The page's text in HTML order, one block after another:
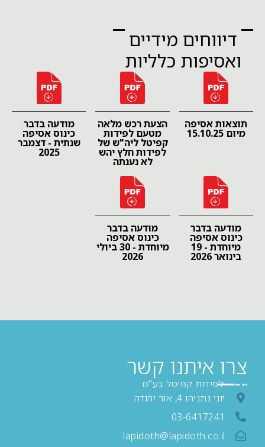
דיווחים מידיים
ואסיפות כלליות
תוצאות אסיפה
מיום 15.10.25
הצעת רכש מלאה
מטעם לפידות
קפיטל ליה"ש של
לפידות חלץ יהש
לא נענתה
מודעה בדבר
כינוס אסיפה
שנתית - דצמבר
2025
מודעה בדבר
כינוס אסיפה
מיוחדת - 19
בינואר 2026
מודעה בדבר
כינוס אסיפה
מיוחדת - 30 ביולי
2026
צרו איתנו קשר
לפידות קפיטל בע"מ
יוני נתניהו 4, אור יהודה
03-6417241
lapidoth@lapidoth.co.il